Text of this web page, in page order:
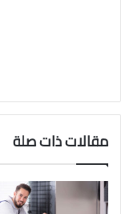
مقالات ذات صلة